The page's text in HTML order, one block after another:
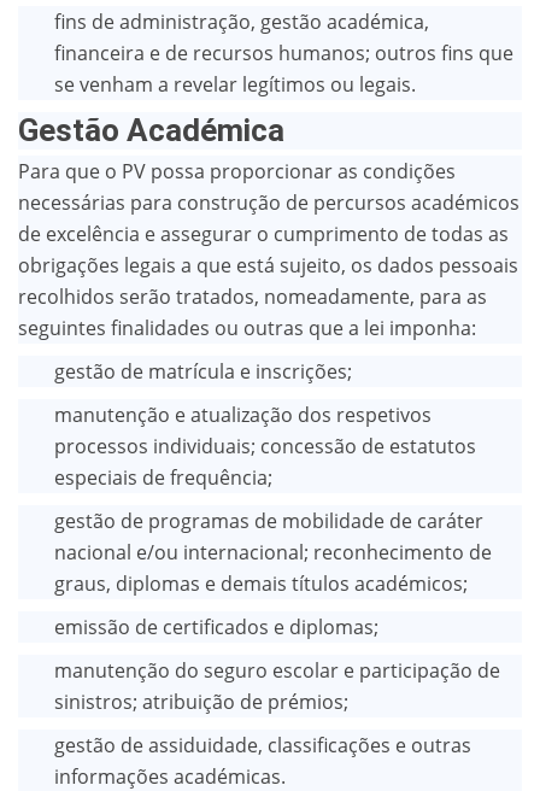
fins de administração, gestão académica,
financeira e de recursos humanos; outros fins que
se venham a revelar legítimos ou legais.
Gestão Académica
Para que o PV possa proporcionar as condições
necessárias para construção de percursos académicos
de excelência e assegurar o cumprimento de todas as
obrigações legais a que está sujeito, os dados pessoais
recolhidos serão tratados, nomeadamente, para as
seguintes finalidades ou outras que a lei imponha:
gestão de matrícula e inscrições;
manutenção e atualização dos respetivos
processos individuais; concessão de estatutos
especiais de frequência;
gestão de programas de mobilidade de caráter
nacional e/ou internacional; reconhecimento de
graus, diplomas e demais títulos académicos;
emissão de certificados e diplomas;
manutenção do seguro escolar e participação de
sinistros; atribuição de prémios;
gestão de assiduidade, classificações e outras
informações académicas.